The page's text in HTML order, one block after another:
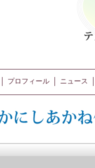
プロフィール ニュース